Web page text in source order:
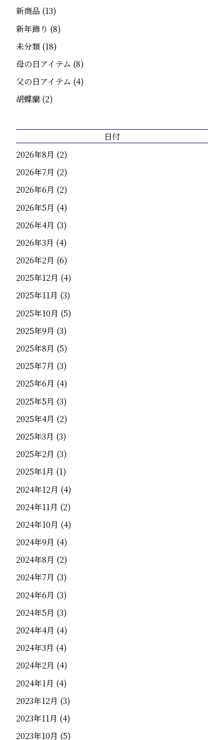
新商品 (13)
新年飾り (8)
未分類 (18)
母の日アイテム (8)
父の日アイテム (4)
胡蝶蘭 (2)
日付
2026年8月 (2)
2026年7月 (2)
2026年6月 (2)
2026年5月 (4)
2026年4月 (3)
2026年3月 (4)
2026年2月 (6)
2025年12月 (4)
2025年11月 (3)
2025年10月 (5)
2025年9月 (3)
2025年8月 (5)
2025年7月 (3)
2025年6月 (4)
2025年5月 (3)
2025年4月 (2)
2025年3月 (3)
2025年2月 (3)
2025年1月 (1)
2024年12月 (4)
2024年11月 (2)
2024年10月 (4)
2024年9月 (4)
2024年8月 (2)
2024年7月 (3)
2024年6月 (3)
2024年5月 (3)
2024年4月 (4)
2024年3月 (4)
2024年2月 (4)
2024年1月 (4)
2023年12月 (3)
2023年11月 (4)
2023年10月 (5)